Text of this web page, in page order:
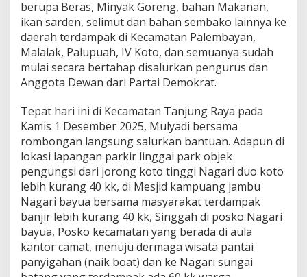
berupa Beras, Minyak Goreng, bahan Makanan,
ikan sarden, selimut dan bahan sembako lainnya ke
daerah terdampak di Kecamatan Palembayan,
Malalak, Palupuah, IV Koto, dan semuanya sudah
mulai secara bertahap disalurkan pengurus dan
Anggota Dewan dari Partai Demokrat.
Tepat hari ini di Kecamatan Tanjung Raya pada
Kamis 1 Desember 2025, Mulyadi bersama
rombongan langsung salurkan bantuan. Adapun di
lokasi lapangan parkir linggai park objek
pengungsi dari jorong koto tinggi Nagari duo koto
lebih kurang 40 kk, di Mesjid kampuang jambu
Nagari bayua bersama masyarakat terdampak
banjir lebih kurang 40 kk, Singgah di posko Nagari
bayua, Posko kecamatan yang berada di aula
kantor camat, menuju dermaga wisata pantai
panyigahan (naik boat) dan ke Nagari sungai